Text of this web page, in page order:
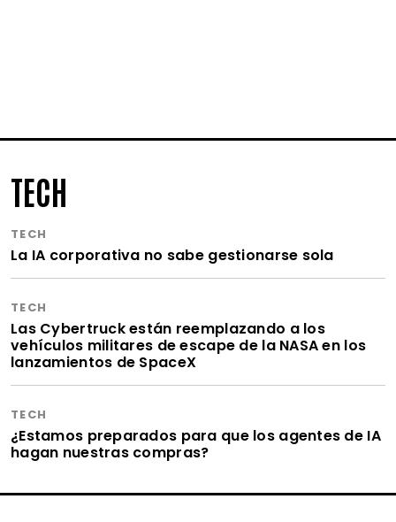
TECH
TECH
La IA corporativa no sabe gestionarse sola
TECH
Las Cybertruck están reemplazando a los
vehículos militares de escape de la NASA en los
lanzamientos de SpaceX
TECH
¿Estamos preparados para que los agentes de IA
hagan nuestras compras?